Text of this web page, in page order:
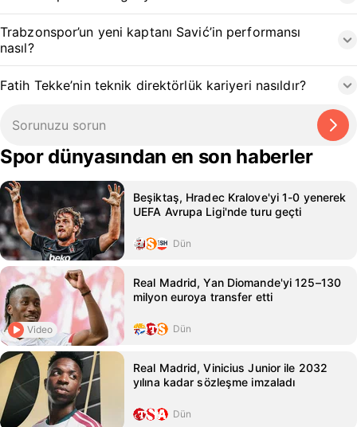
Trabzonspor’un yeni kaptanı Savić’in performansı
nasıl?
Fatih Tekke’nin teknik direktörlük kariyeri nasıldır?
Spor dünyasından en son haberler
Beşiktaş, Hradec Kralove'yi 1-0 yenerek
UEFA Avrupa Ligi'nde turu geçti
Dün
Video
Real Madrid, Yan Diomande'yi 125–130
milyon euroya transfer etti
Dün
Real Madrid, Vinicius Junior ile 2032
yılına kadar sözleşme imzaladı
Dün